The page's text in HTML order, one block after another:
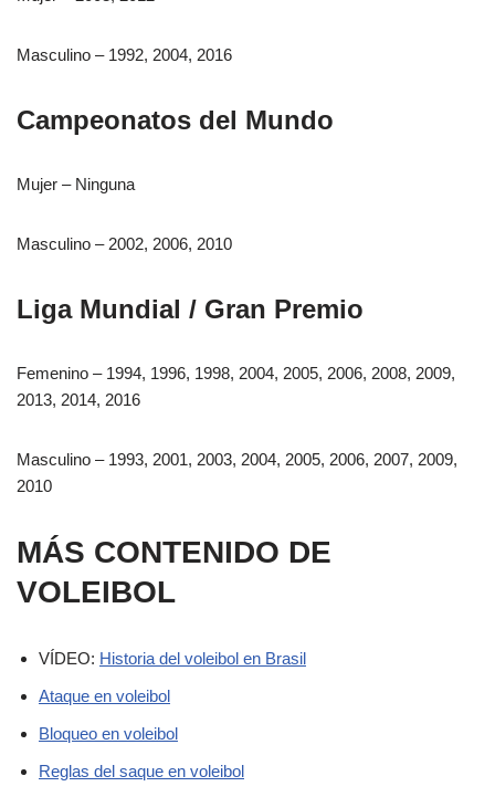
Masculino – 1992, 2004, 2016
Campeonatos del Mundo
Mujer – Ninguna
Masculino – 2002, 2006, 2010
Liga Mundial / Gran Premio
Femenino – 1994, 1996, 1998, 2004, 2005, 2006, 2008, 2009,
2013, 2014, 2016
Masculino – 1993, 2001, 2003, 2004, 2005, 2006, 2007, 2009,
2010
MÁS CONTENIDO DE
VOLEIBOL
VÍDEO: Historia del voleibol en Brasil
Ataque en voleibol
Bloqueo en voleibol
Reglas del saque en voleibol